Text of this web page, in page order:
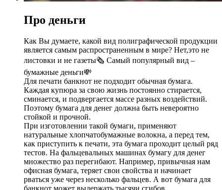
Про деньги
Как Вы думаете, какой вид полиграфической продукции
является самым распространенным в мире? Нет,это не
листовки и не газеты🗞 Самый популярный вид –
бумажные деньги💸
Для печати банкнот не подходит обычная бумага.
Каждая купюра за свою жизнь постоянно стирается,
сминается, и подвергается массе разных воздействий.
Поэтому бумага для денег должна быть невероятно
стойкой и прочной.
При изготовлении такой бумаги, применяют
натуральные хлопчатобумажные волокна, а перед тем,
как приступить к печати, эта бумага проходит целый ряд
тестов. На фальцевальных машинах бумагу для денег
множество раз перегибают. Например, привычная нам
офисная бумага, теряет свои свойства и начинает
рваться уже через несколько фальцев. А вот бумага для
банкнот может выдержать тысячи сгибов.